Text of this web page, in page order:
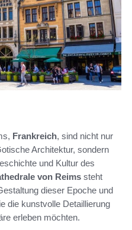
Frankreich, sind nicht nur
Architektur, sondern
und Kultur des
von Reims steht
dieser Epoche und
die kunstvolle Detaillierung
erleben möchten.